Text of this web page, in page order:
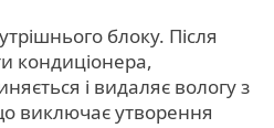
блоку. Після
кондиціонера,
і видаляє вологу з
виключає утворення